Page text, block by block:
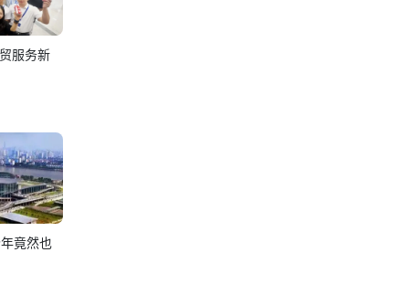
服务新
竟然也